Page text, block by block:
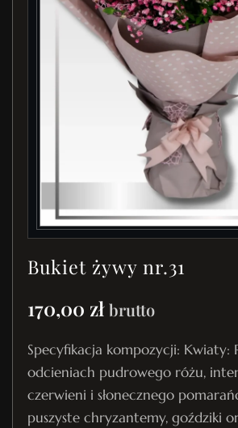
Bukiet żywy nr.31
170,00 zł brutto
Specyfikacja kompozycji: Kwiaty:
odcieniach pudrowego różu,
czerwieni i słonecznego
puszyste chryzantemy, goździki